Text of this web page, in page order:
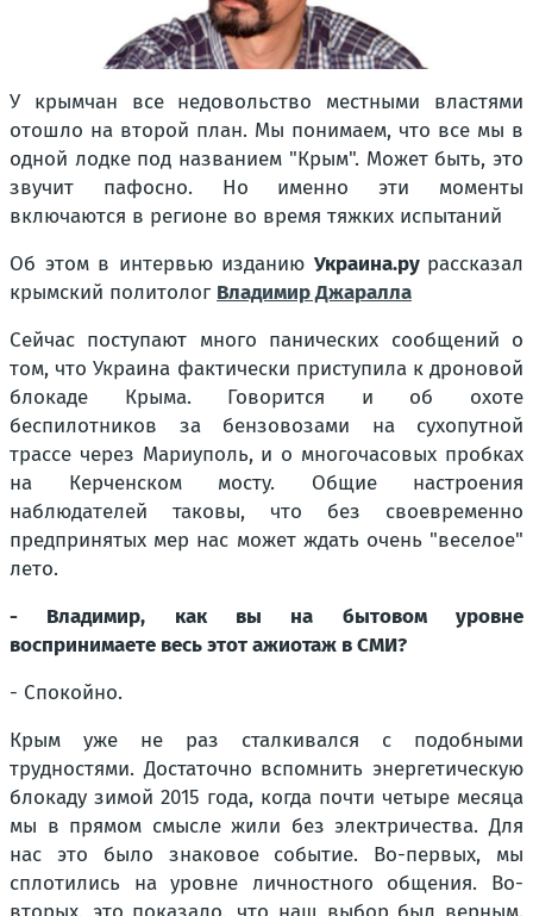
У крымчан все недовольство местными властями
отошло на второй план. Мы понимаем, что все мы в
одной лодке под названием "Крым". Может быть, это
звучит пафосно. Но именно эти моменты
включаются в регионе во время тяжких испытаний
Об этом в интервью изданию Украина.ру рассказал
крымский политолог Владимир Джаралла
Сейчас поступают много панических сообщений о
том, что Украина фактически приступила к дроновой
блокаде Крыма. Говорится и об охоте
беспилотников за бензовозами на сухопутной
трассе через Мариуполь, и о многочасовых пробках
на Керченском мосту. Общие настроения
наблюдателей таковы, что без своевременно
предпринятых мер нас может ждать очень "веселое"
лето.
- Владимир, как вы на бытовом уровне
воспринимаете весь этот ажиотаж в СМИ?
- Спокойно.
Крым уже не раз сталкивался с подобными
трудностями. Достаточно вспомнить энергетическую
блокаду зимой 2015 года, когда почти четыре месяца
мы в прямом смысле жили без электричества. Для
нас это было знаковое событие. Во-первых, мы
сплотились на уровне личностного общения. Во-